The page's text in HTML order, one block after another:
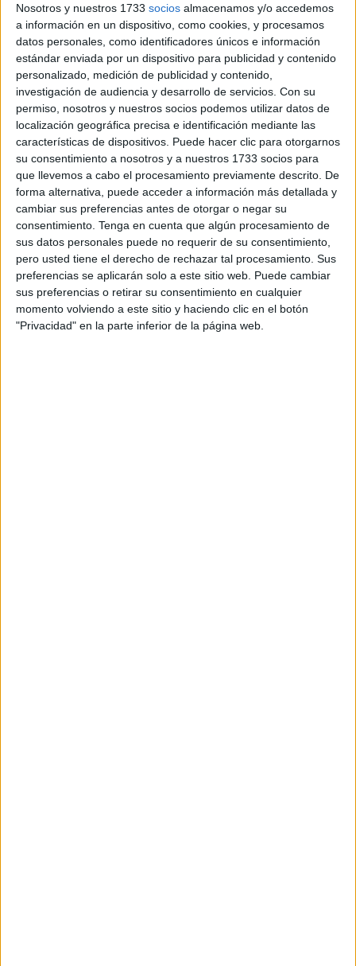
Nosotros y nuestros 1733 socios almacenamos y/o accedemos
a información en un dispositivo, como cookies, y procesamos
datos personales, como identificadores únicos e información
estándar enviada por un dispositivo para publicidad y contenido
personalizado, medición de publicidad y contenido,
investigación de audiencia y desarrollo de servicios. Con su
permiso, nosotros y nuestros socios podemos utilizar datos de
localización geográfica precisa e identificación mediante las
características de dispositivos. Puede hacer clic para otorgarnos
su consentimiento a nosotros y a nuestros 1733 socios para
que llevemos a cabo el procesamiento previamente descrito. De
forma alternativa, puede acceder a información más detallada y
cambiar sus preferencias antes de otorgar o negar su
consentimiento. Tenga en cuenta que algún procesamiento de
sus datos personales puede no requerir de su consentimiento,
pero usted tiene el derecho de rechazar tal procesamiento. Sus
preferencias se aplicarán solo a este sitio web. Puede cambiar
sus preferencias o retirar su consentimiento en cualquier
momento volviendo a este sitio y haciendo clic en el botón
"Privacidad" en la parte inferior de la página web.
31 años.
Durante el transcurso de la vista una de las miembros del
jurado ha manifestado que no podía continuar en la sala,
excusándose al no encontrarse bien. La magistrada Rosa
de Castro ha llamado al médico forense para su
reconocimiento y el profesional ha verificado que padecía
una crisis de ansiedad teniendo que ser sustituida por otro
jurado suplente.